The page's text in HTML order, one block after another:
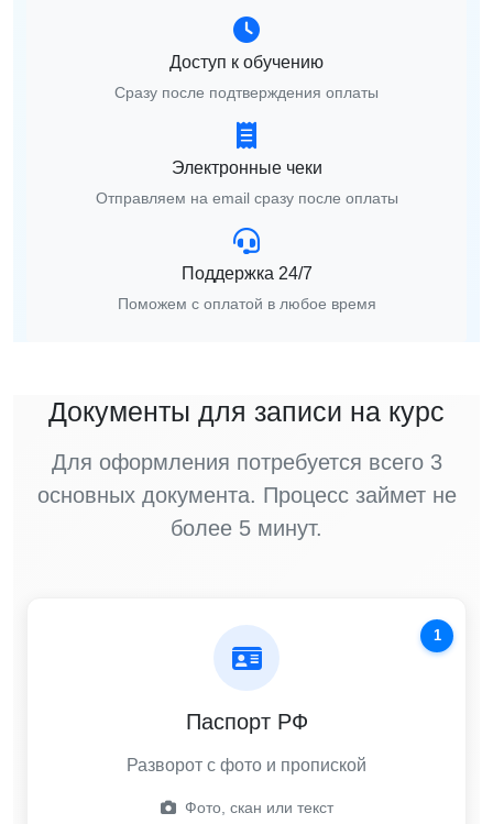
Доступ к обучению
Сразу после подтверждения оплаты
Электронные чеки
Отправляем на email сразу после оплаты
Поддержка 24/7
Поможем с оплатой в любое время
Документы для записи на курс
Для оформления потребуется всего 3
основных документа. Процесс займет не
более 5 минут.
1
Паспорт РФ
Разворот с фото и пропиской
Фото, скан или текст